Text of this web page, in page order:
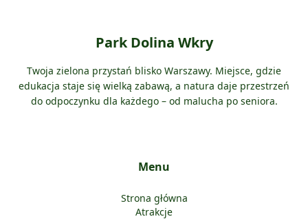
Park Dolina Wkry
Twoja zielona przystań blisko Warszawy. Miejsce, gdzie
edukacja staje się wielką zabawą, a natura daje przestrzeń
do odpoczynku dla każdego – od malucha po seniora.
Menu
Strona główna
Atrakcje